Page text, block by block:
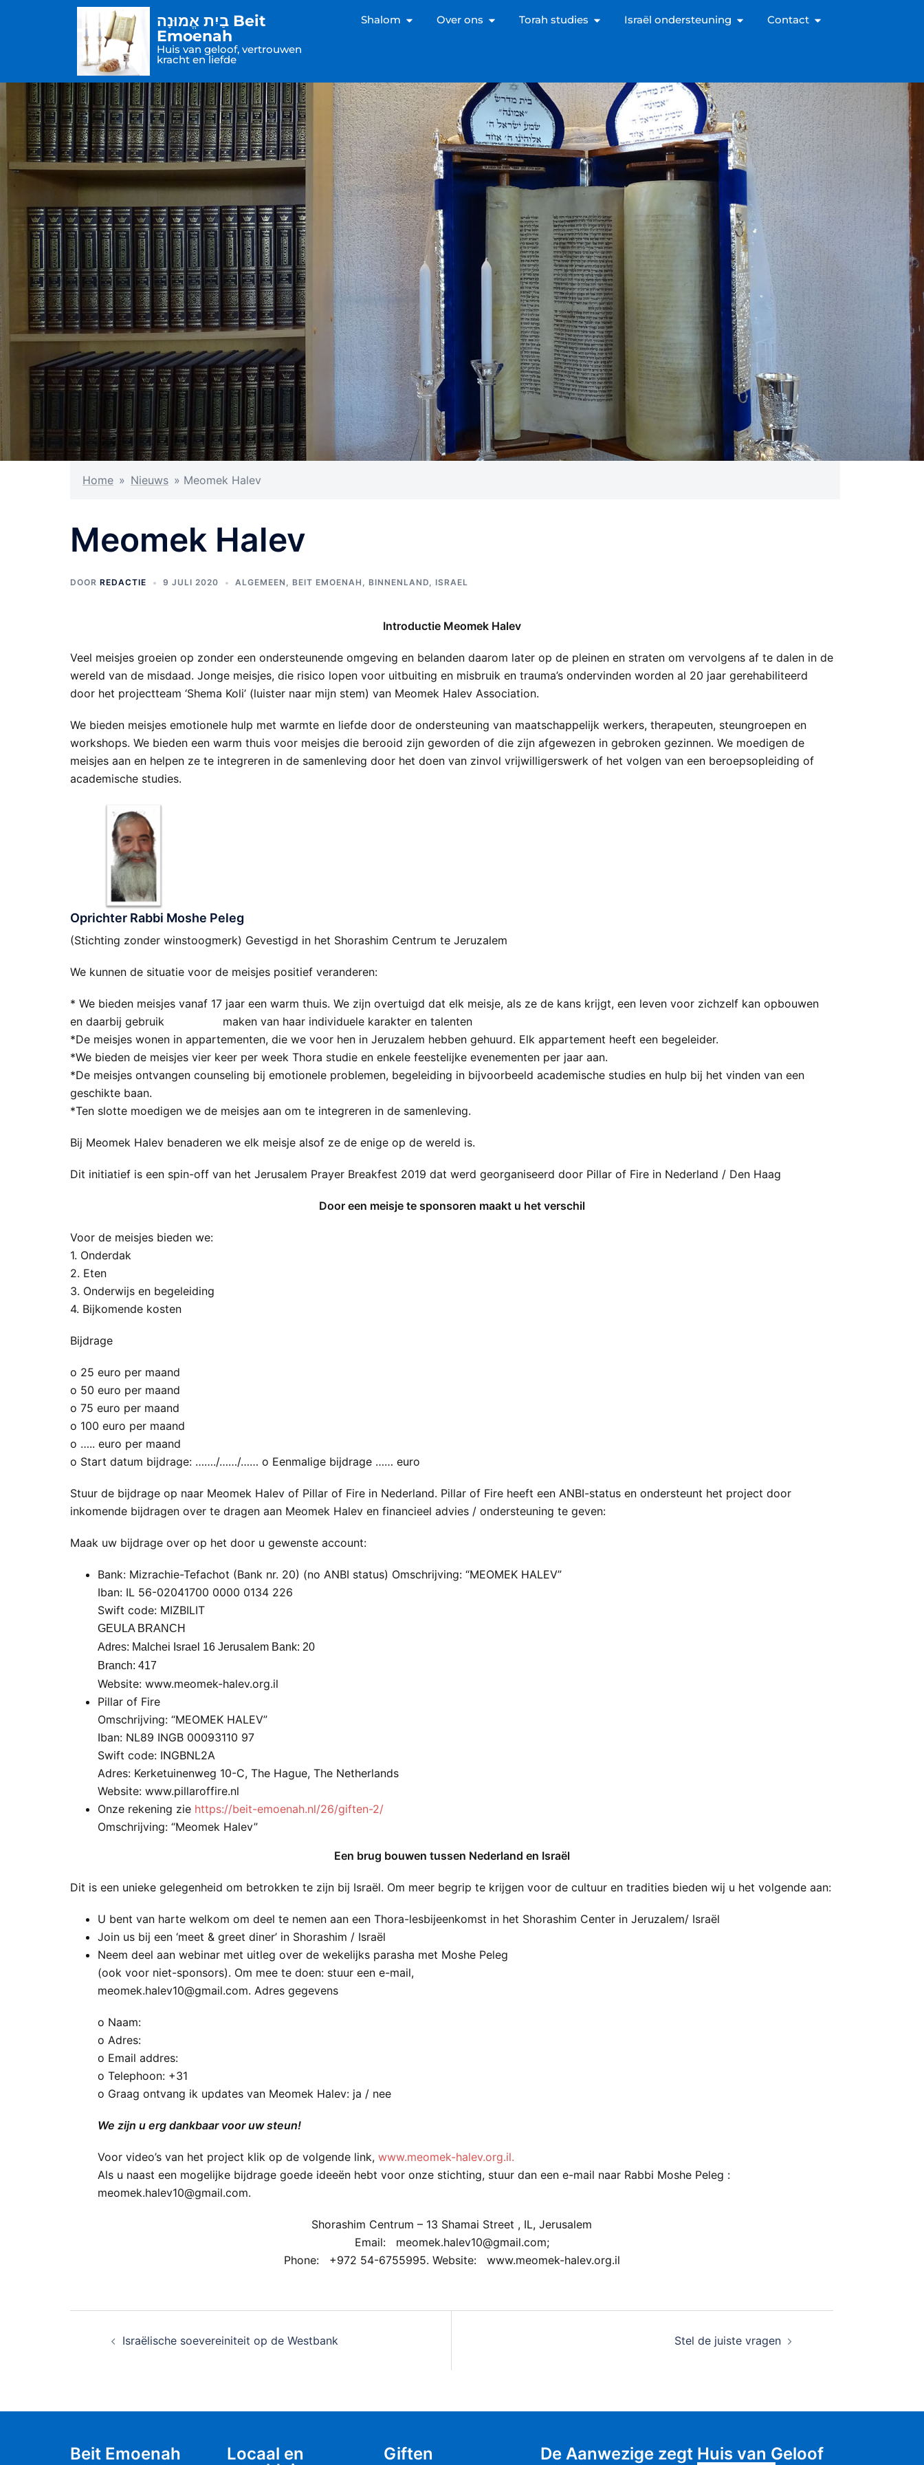
בַיִת אֱמוּנָה Beit
Emoenah
Huis van geloof, vertrouwen
kracht en liefde
Shalom Over ons Torah studies Israël ondersteuning Contact
Home » Nieuws » Meomek Halev
Meomek Halev
DOOR REDACTIE 9 JULI 2020 ALGEMEEN , BEIT EMOENAH , BINNENLAND, ISRAEL
Introductie Meomek Halev
Veel meisjes groeien op zonder een ondersteunende omgeving en belanden daarom later op de pleinen en straten om vervolgens af te dalen in de
wereld van de misdaad. Jonge meisjes, die risico lopen voor uitbuiting en misbruik en trauma’s ondervinden worden al 20 jaar gerehabiliteerd
door het projectteam ‘Shema Koli’ (luister naar mijn stem) van Meomek Halev Association.
We bieden meisjes emotionele hulp met warmte en liefde door de ondersteuning van maatschappelijk werkers, therapeuten, steungroepen en
workshops. We bieden een warm thuis voor meisjes die berooid zijn geworden of die zijn afgewezen in gebroken gezinnen. We moedigen de
meisjes aan en helpen ze te integreren in de samenleving door het doen van zinvol vrijwilligerswerk of het volgen van een beroepsopleiding of
academische studies.
Oprichter Rabbi Moshe Peleg
(Stichting zonder winstoogmerk) Gevestigd in het Shorashim Centrum te Jeruzalem
We kunnen de situatie voor de meisjes positief veranderen:
* We bieden meisjes vanaf 17 jaar een warm thuis. We zijn overtuigd dat elk meisje, als ze de kans krijgt, een leven voor zichzelf kan opbouwen
en daarbij gebruik maken van haar individuele karakter en talenten
*De meisjes wonen in appartementen, die we voor hen in Jeruzalem hebben gehuurd. Elk appartement heeft een begeleider.
*We bieden de meisjes vier keer per week Thora studie en enkele feestelijke evenementen per jaar aan.
*De meisjes ontvangen counseling bij emotionele problemen, begeleiding in bijvoorbeeld academische studies en hulp bij het vinden van een
geschikte baan.
*Ten slotte moedigen we de meisjes aan om te integreren in de samenleving.
Bij Meomek Halev benaderen we elk meisje alsof ze de enige op de wereld is.
Dit initiatief is een spin-off van het Jerusalem Prayer Breakfest 2019 dat werd georganiseerd door Pillar of Fire in Nederland / Den Haag
Door een meisje te sponsoren maakt u het verschil
Voor de meisjes bieden we:
1. Onderdak
2. Eten
3. Onderwijs en begeleiding
4. Bijkomende kosten
Bijdrage
o 25 euro per maand
o 50 euro per maand
o 75 euro per maand
o 100 euro per maand
o ….. euro per maand
o Start datum bijdrage: ……./……/…… o Eenmalige bijdrage …… euro
Stuur de bijdrage op naar Meomek Halev of Pillar of Fire in Nederland. Pillar of Fire heeft een ANBI-status en ondersteunt het project door
inkomende bijdragen over te dragen aan Meomek Halev en financieel advies / ondersteuning te geven:
Maak uw bijdrage over op het door u gewenste account:
Bank: Mizrachie-Tefachot (Bank nr. 20) (no ANBI status) Omschrijving: “MEOMEK HALEV”
Iban: IL 56-02041700 0000 0134 226
Swift code: MIZBILIT
GEULA BRANCH
Adres: Malchei Israel 16 Jerusalem Bank: 20
Branch: 417
Website: www.meomek-halev.org.il
Pillar of Fire
Omschrijving: “MEOMEK HALEV”
Iban: NL89 INGB 00093110 97
Swift code: INGBNL2A
Adres: Kerketuinenweg 10-C, The Hague, The Netherlands
Website: www.pillaroffire.nl
Onze rekening zie https://beit-emoenah.nl/26/giften-2/
Omschrijving: “Meomek Halev”
Een brug bouwen tussen Nederland en Israël
Dit is een unieke gelegenheid om betrokken te zijn bij Israël. Om meer begrip te krijgen voor de cultuur en tradities bieden wij u het volgende aan:
U bent van harte welkom om deel te nemen aan een Thora-lesbijeenkomst in het Shorashim Center in Jeruzalem/ Israël
Join us bij een ‘meet & greet diner’ in Shorashim / Israël
Neem deel aan webinar met uitleg over de wekelijks parasha met Moshe Peleg
(ook voor niet-sponsors). Om mee te doen: stuur een e-mail,
meomek.halev10@gmail.com. Adres gegevens
o Naam:
o Adres:
o Email addres:
o Telephoon: +31
o Graag ontvang ik updates van Meomek Halev: ja / nee
We zijn u erg dankbaar voor uw steun!
Voor video’s van het project klik op de volgende link, www.meomek-halev.org.il.
Als u naast een mogelijke bijdrage goede ideeën hebt voor onze stichting, stuur dan een e-mail naar Rabbi Moshe Peleg :
meomek.halev10@gmail.com.
Shorashim Centrum – 13 Shamai Street , IL, Jerusalem
Email: meomek.halev10@gmail.com;
Phone: +972 54-6755995. Website: www.meomek-halev.org.il
Israëlische soevereiniteit op de Westbank Stel de juiste vragen
Beit Emoenah
Locaal en
Giften De Aanwezige zegt Huis van Geloof